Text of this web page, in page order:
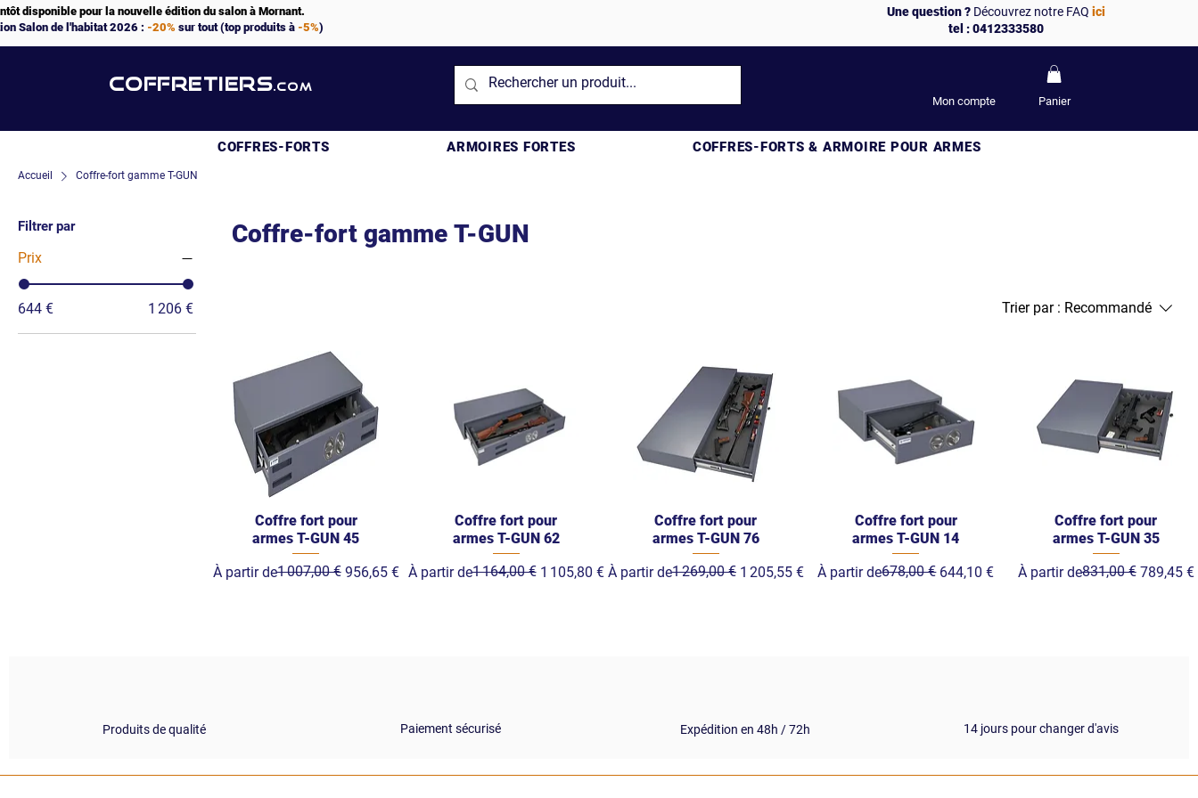
disponible pour la nouvelle édition du salon à Mornant.
Salon de l'habitat 2026 : -20% sur tout (top produits à -5%)
Une question ? Découvrez notre FAQici
tel : 0412333580
COFFRETIERS.COM
Mon compte Panier
COFFRES-FORTS ARMOIRES FORTES COFFRES-FORTS & ARMOIRE POUR ARMES
Accueil Coffre-fort gamme T-GUN
Filtrer par
Prix
644 € 1 206 €
Coffre-fort gamme T-GUN
Trier par : Recommandé
Coffre fort pour
armes T-GUN 45
À partir de
Prix original1 007,00 € 956,65 €
Prix promotionnel
Coffre fort pour
armes T-GUN 62
À partir de
Prix original1 164,00 € 1 105,80 €
Prix promotionnel
Coffre fort pour
armes T-GUN 76
À partir de
Prix original1 269,00 € 1 205,55 €
Prix promotionnel
Coffre fort pour
armes T-GUN 14
À partir de
Prix original678,00 € 644,10 €
Prix promotionnel
Coffre fort pour
armes T-GUN 35
À partir de
Prix original831,00 € 789,45 €
Prix promotionnel
Produits de qualité Paiement sécurisé Expédition en 48h / 72h 14 jours pour changer d'avis